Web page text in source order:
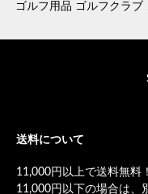
ゴルフ用品 ゴルフクラブ
送料について
11,000円以上で送料無料
11,000円以下の場合は、